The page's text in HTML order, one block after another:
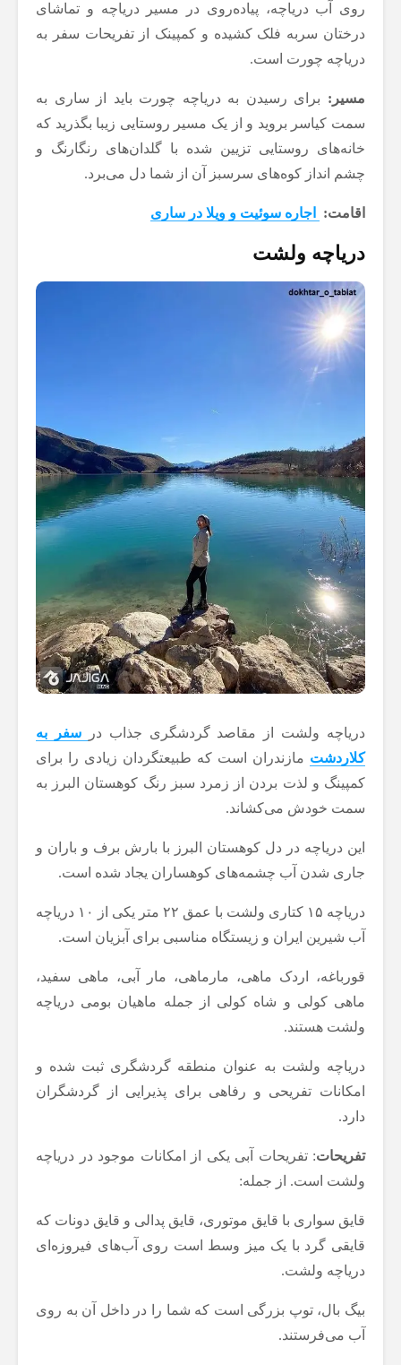
روی آب دریاچه، پیاده‌روی در مسیر دریاچه و تماشای
درختان سربه فلک کشیده و کمپینک از تفریحات سفر به
دریاچه چورت است.
مسیر: برای رسیدن به دریاچه چورت باید از ساری به
سمت کیاسر بروید و از یک مسیر روستایی زیبا بگذرید که
خانه‌های روستایی تزیین شده با گلدان‌های رنگارنگ و
چشم انداز کوه‌های سرسبز آن از شما دل می‌برد.
اقامت: اجاره سوئیت و ویلا در ساری
دریاچه ولشت
دریاچه ولشت از مقاصد گردشگری جذاب در
سفر به
کلاردشت مازندران است که طبیعتگردان زیادی را برای
کمپینگ و لذت بردن از زمرد سبز رنگ کوهستان البرز به
سمت خودش می‌کشاند.
این دریاچه در دل کوهستان البرز با بارش برف و باران و
جاری شدن آب چشمه‌های کوهساران یجاد شده است.
دریاچه ۱۵ کتاری ولشت با عمق ۲۲ متر یکی از ۱۰ دریاچه
آب شیرین ایران و زیستگاه مناسبی برای آبزیان است.
قورباغه، اردک ماهی، مارماهی، مار آبی، ماهی سفید،
ماهی کولی و شاه کولی از جمله ماهیان بومی دریاچه
ولشت هستند.
دریاچه ولشت به عنوان منطقه گردشگری ثبت شده و
امکانات تفریحی و رفاهی برای پذیرایی از گردشگران
دارد.
تفریحات: تفریحات آبی یکی از امکانات موجود در دریاچه
ولشت است. از جمله:
قایق سواری با قایق موتوری، قایق پدالی و قایق دونات که
قایقی گرد با یک میز وسط است روی آب‌های فیروزه‌ای
دریاچه ولشت.
بیگ بال، توپ بزرگی است که شما را در داخل آن به روی
آب می‌فرستند.